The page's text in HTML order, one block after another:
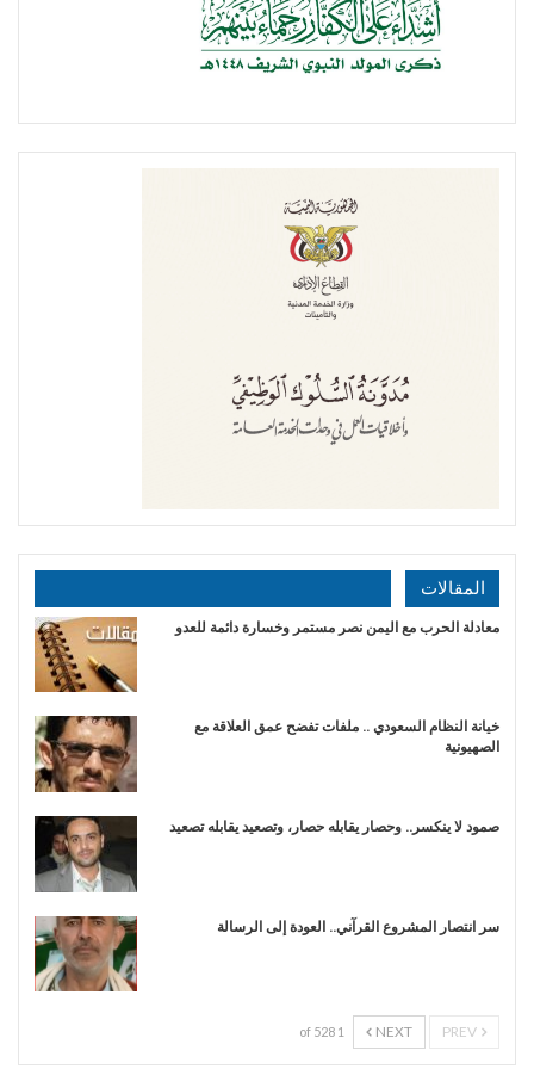
المقالات
​معادلة الحرب مع اليمن نصر مستمر وخسارة دائمة للعدو
خيانة النظام السعودي .. ملفات تفضح عمق العلاقة مع
الصهيونية
صمود لا ينكسر.. وحصار يقابله حصار، وتصعيد يقابله تصعيد
سر انتصار المشروع القرآني.. العودة إلى الرسالة
NEXT
1 of 528